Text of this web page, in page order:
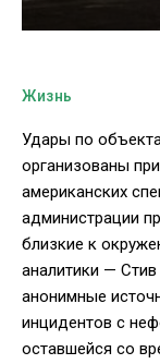
Жизнь
Удары по
организованы
американских
администрации
близкие к
аналитики —
анонимные
инцидентов с
оставшейся со